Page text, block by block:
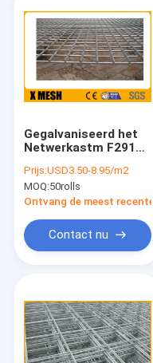
Producten
VR-show
Ongeveer ons
Contacteer ons
Nieuws
Metaal Mesh Fencing
Gegalvaniseerd het
Netwerkastm F291
Corrosion Resistant
van GAW 50x50
Prijs:USD3.50-8.95/m2
MOQ:50rolls
Ontvang de meest recente
Contact nu